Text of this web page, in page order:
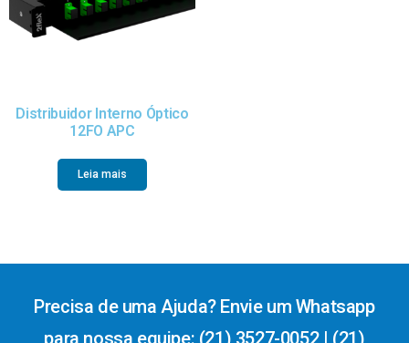
Distribuidor Interno Óptico
12FO APC
Leia mais
Precisa de uma Ajuda? Envie um Whatsapp
para nossa equipe: (21) 3527-0052 | (21)